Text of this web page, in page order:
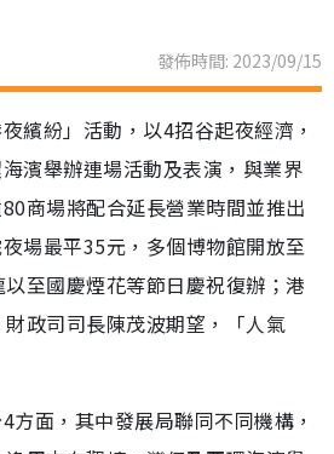
發佈時間: 2023/09/15
繽紛」活動，以4招谷起夜經濟，
濱舉辦連場活動及表演，與業界
商場將配合延長營業時間並推出
場最平35元，多個博物館開放至
至國慶煙花等節日慶祝復辦；港
政司司長陳茂波期望，「人氣
方面，其中發展局聯同不同機構，